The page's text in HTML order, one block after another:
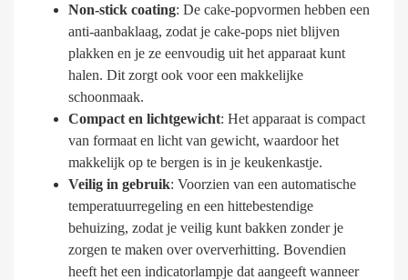
Non-stick coating: De cake-popvormen hebben een
anti-aanbaklaag, zodat je cake-pops niet blijven
plakken en je ze eenvoudig uit het apparaat kunt
halen. Dit zorgt ook voor een makkelijke
schoonmaak.
Compact en lichtgewicht: Het apparaat is compact
van formaat en licht van gewicht, waardoor het
makkelijk op te bergen is in je keukenkastje.
Veilig in gebruik: Voorzien van een automatische
temperatuurregeling en een hittebestendige
behuizing, zodat je veilig kunt bakken zonder je
zorgen te maken over oververhitting. Bovendien
heeft het een indicatorlampje dat aangeeft wanneer